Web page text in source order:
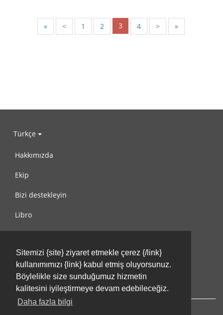
Sitemizi {site} ziyaret etmekle çerez {/link}
kullanımımızı {link} kabul etmiş oluyorsunuz.
Böylelikle size sunduğumuz hizmetin
kalitesini iyileştirmeye devam edebileceğiz.
Daha fazla bilgi
« < 1 2 3 4 > »
Türkçe
Hakkımızda
Ekip
Bizi destekleyin
Libro
Kullanım Koşulları
Bize ulaşın